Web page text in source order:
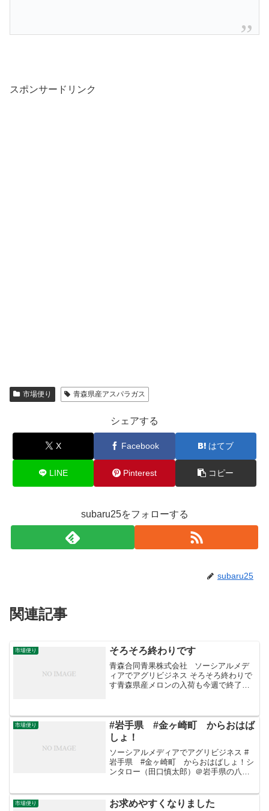
スポンサードリンク
市場便り 青森県産アスパラガス
シェアする
X Facebook はてブ
LINE Pinterest コピー
subaru25をフォローする
subaru25
関連記事
市場便り そろそろ終わりです
青森合同青果株式会社 ソーシアルメデ
ィアでアグリビジネス そろそろ終わりで
す青森県産メロンの入荷も今週で終了と
お供えにいかが...
市場便り
#岩手県 #金ヶ崎町 からおはば
しょ！
ソーシアルメディアでアグリビジネス #
岩手県 #金ヶ崎町 からおはばしょ！シ
ンタロー（田口慎太郎）＠岩手県の八百
ってもうそんな季節なんですね〜。「...
市場便り お求めやすくなりました